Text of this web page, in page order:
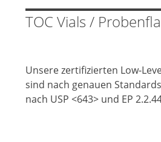
TOC Vials /
Unsere zertifizierten Low-
sind nach genauen
nach USP <643> und EP